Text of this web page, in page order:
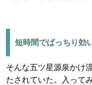
短時間でばっちり効
そんな五ツ星源泉かけ
たされていた。入って